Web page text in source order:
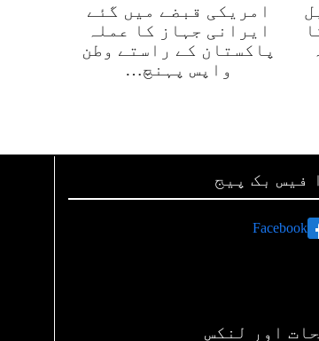
امریکی قبضے میں گئے
ایرانی جہاز کا عملہ
پاکستان کے راستے وطن
واپس پہنچ…
فیس بک پیج
Facebook
اور لنکس